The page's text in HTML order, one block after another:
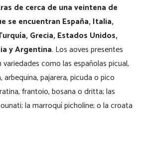
de cerca de una veintena de
se encuentran España, Italia,
Grecia, Estados Unidos,
y Argentina. Los aoves presentes
como las españolas picual,
arbequina, pajarera, picuda o pico
frantoio, bosana o dritta; las
la marroquí picholine; o la croata